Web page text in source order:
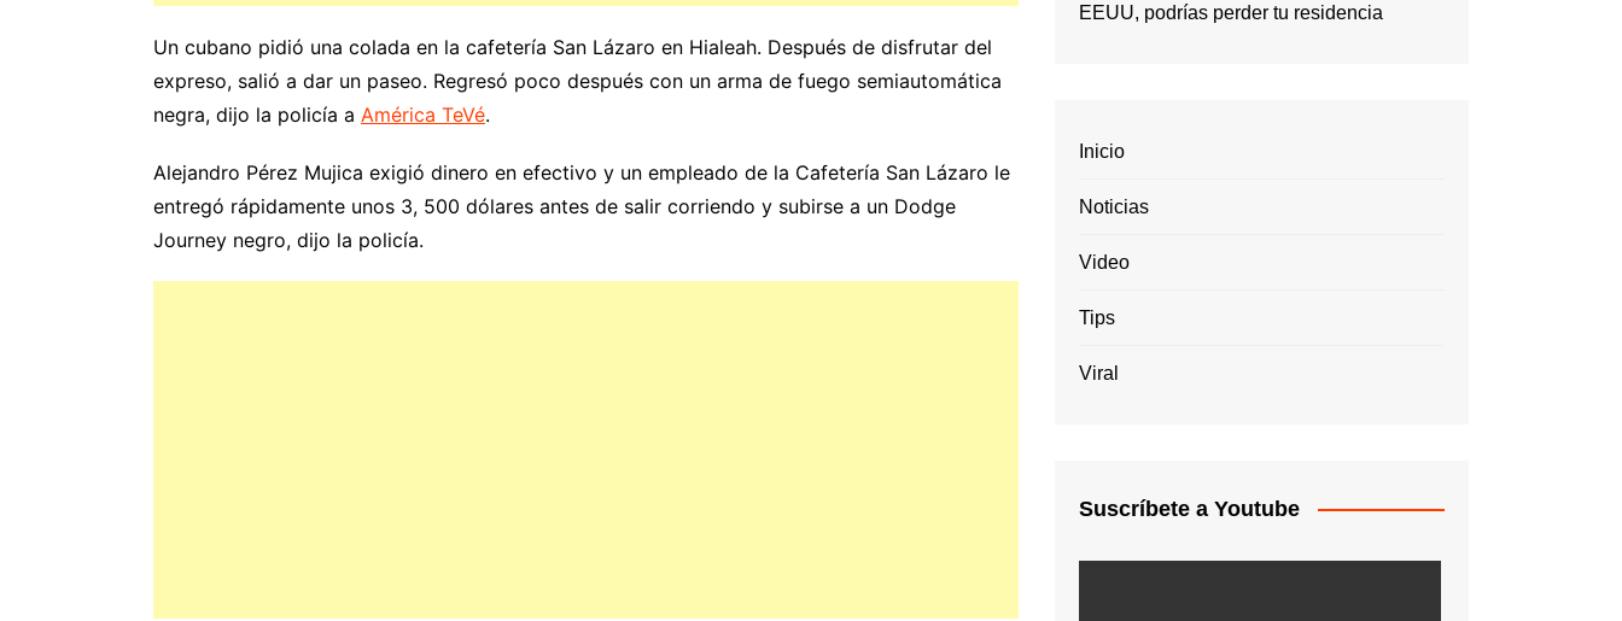
Un cubano pidió una colada en la cafetería San Lázaro en Hialeah. Después de disfrutar del
expreso, salió a dar un paseo. Regresó poco después con un arma de fuego semiautomática
negra, dijo la policía a América TeVé.
Alejandro Pérez Mujica exigió dinero en efectivo y un empleado de la Cafetería San Lázaro le
entregó rápidamente unos 3, 500 dólares antes de salir corriendo y subirse a un Dodge
Journey negro, dijo la policía.
EEUU, podrías perder tu residencia
Inicio
Noticias
Video
Tips
Viral
Suscríbete a Youtube